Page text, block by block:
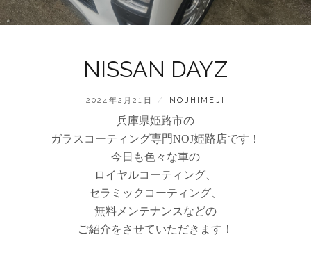
NISSAN DAYZ
POSTED
2024年2月21日 BY
NOJHIMEJI
兵庫県姫路市の
ガラスコーティング専門NOJ姫路店です！
今日も色々な車の
ロイヤルコーティング、
セラミックコーティング、
無料メンテナンスなどの
ご紹介をさせていただきます！